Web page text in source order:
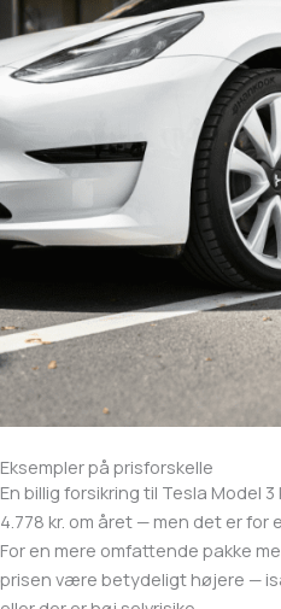
Eksempler på prisforskelle
En billig forsikring til Tesla Model
4.778 kr. om året — men det er
For en mere omfattende pakke
prisen være betydeligt højere —